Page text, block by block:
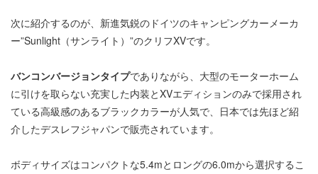
次に紹介するのが、新進気鋭のドイツのキャンピングカーメーカ
ー”Sunlight（サンライト）”のクリフXVです。
バンコンバージョンタイプでありながら、大型のモーターホーム
に引けを取らない充実した内装とXVエディションのみで採用され
ている高級感のあるブラックカラーが人気で、日本では先ほど紹
介したデスレフジャパンで販売されています。
ボディサイズはコンパクトな5.4mとロングの6.0mから選択するこ